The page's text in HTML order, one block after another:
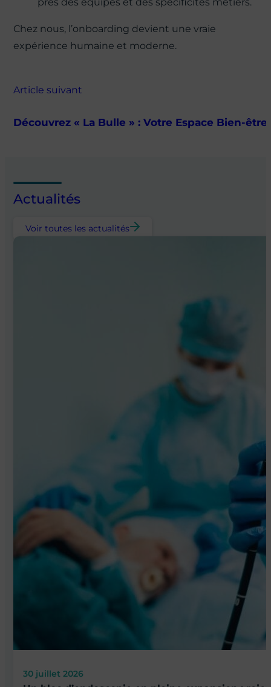
Chez nous, l’onboarding devient une vraie
expérience humaine et moderne.
Article suivant
Découvrez « La Bulle » : Votre Espace Bien-être
Actualités
Voir toutes les actualités
30 juillet 2026